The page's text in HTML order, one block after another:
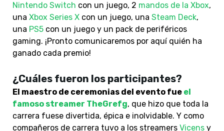
Nintendo Switch con un juego, 2 mandos de la Xbox,
una Xbox Series X con un juego, una Steam Deck,
una PS5 con un juego y un pack de periféricos
gaming. ¡Pronto comunicaremos por aquí quién ha
ganado cada premio!
¿Cuáles fueron los participantes?
El maestro de ceremonias del evento fue el
famoso streamer TheGrefg, que hizo que toda la
carrera fuese divertida, épica e inolvidable. Y como
compañeros de carrera tuvo a los streamers Vicens y